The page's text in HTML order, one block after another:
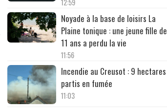
Noyade à la base de loisirs La
Plaine tonique : une jeune fille de
11 ans a perdu la vie
11:56
Incendie au Creusot : 9 hectares
partis en fumée
11:03